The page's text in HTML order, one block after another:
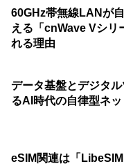
60GHz帯無線LANが
える「cnWave Vシリ
れる理由
データ基盤とデジタル
るAI時代の自律型ネッ
eSIM関連は「